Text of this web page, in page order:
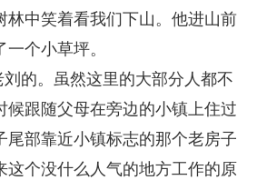
林中笑着看我们下山。他进山前
个小草坪。
的。虽然这里的大部分人都不
候跟随父母在旁边的小镇上住过
尾部靠近小镇标志的那个老房子
这个没什么人气的地方工作的原